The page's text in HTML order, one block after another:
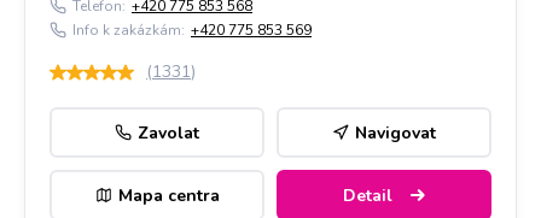
Telefon: +420 775 853 568
Info k zakázkám: +420 775 853 569
(1331)
Zavolat Navigovat
Mapa centra Detail